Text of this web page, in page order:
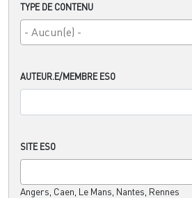
TYPE DE CONTENU
AUTEUR.E/MEMBRE ESO
SITE ESO
Angers, Caen, Le Mans, Nantes, Rennes